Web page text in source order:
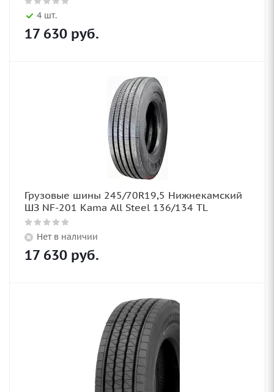
4 шт.
17 630 руб.
Грузовые шины 245/70R19,5 Нижнекамский
ШЗ NF-201 Kama All Steel 136/134 TL
Нет в наличии
17 630 руб.